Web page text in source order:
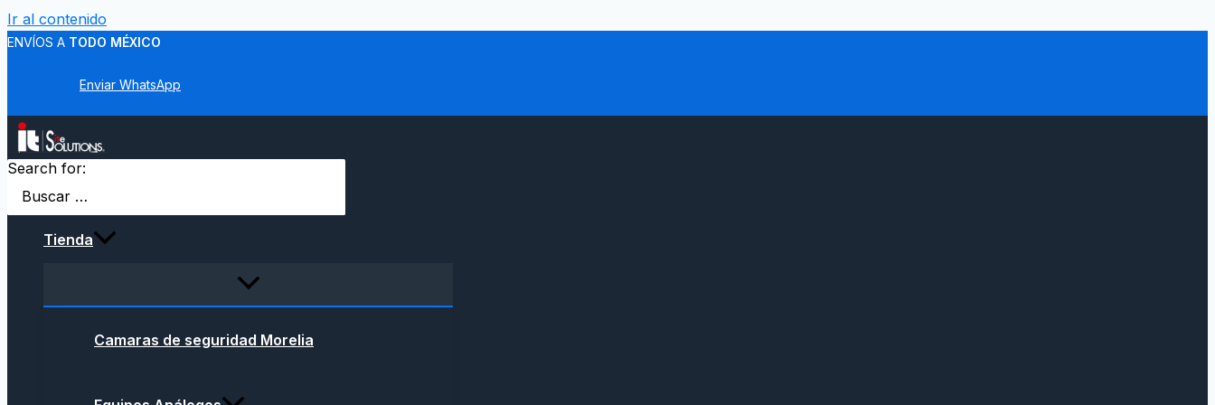
Ir al contenido
ENVÍOS A TODO MÉXICO
Enviar WhatsApp
Search for:
Tienda
Camaras de seguridad Morelia